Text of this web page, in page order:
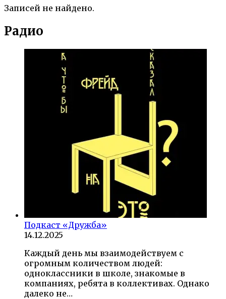
Записей не найдено.
Радио
Подкаст «Дружба»
14.12.2025
Каждый день мы взаимодействуем с
огромным количеством людей:
одноклассники в школе, знакомые в
компаниях, ребята в коллективах. Однако
далеко не…